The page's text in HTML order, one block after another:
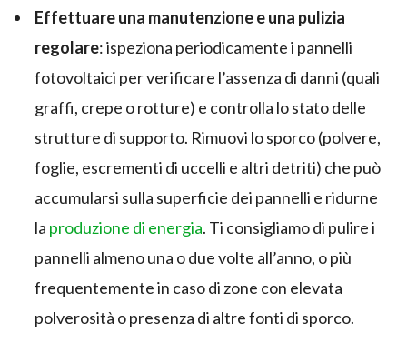
Effettuare una manutenzione e una pulizia
regolare: ispeziona periodicamente i pannelli
fotovoltaici per verificare l’assenza di danni (quali
graffi, crepe o rotture) e controlla lo stato delle
strutture di supporto. Rimuovi lo sporco (polvere,
foglie, escrementi di uccelli e altri detriti) che può
accumularsi sulla superficie dei pannelli e ridurne
la produzione di energia. Ti consigliamo di pulire i
pannelli almeno una o due volte all’anno, o più
frequentemente in caso di zone con elevata
polverosità o presenza di altre fonti di sporco.